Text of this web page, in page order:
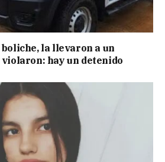
la llevaron a un
hay un detenido